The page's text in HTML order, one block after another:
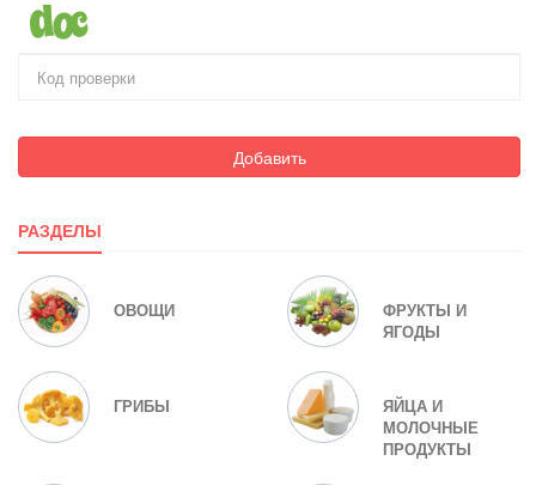
Добавить
РАЗДЕЛЫ
ОВОЩИ
ФРУКТЫ И
ЯГОДЫ
ГРИБЫ
ЯЙЦА И
МОЛОЧНЫЕ
ПРОДУКТЫ